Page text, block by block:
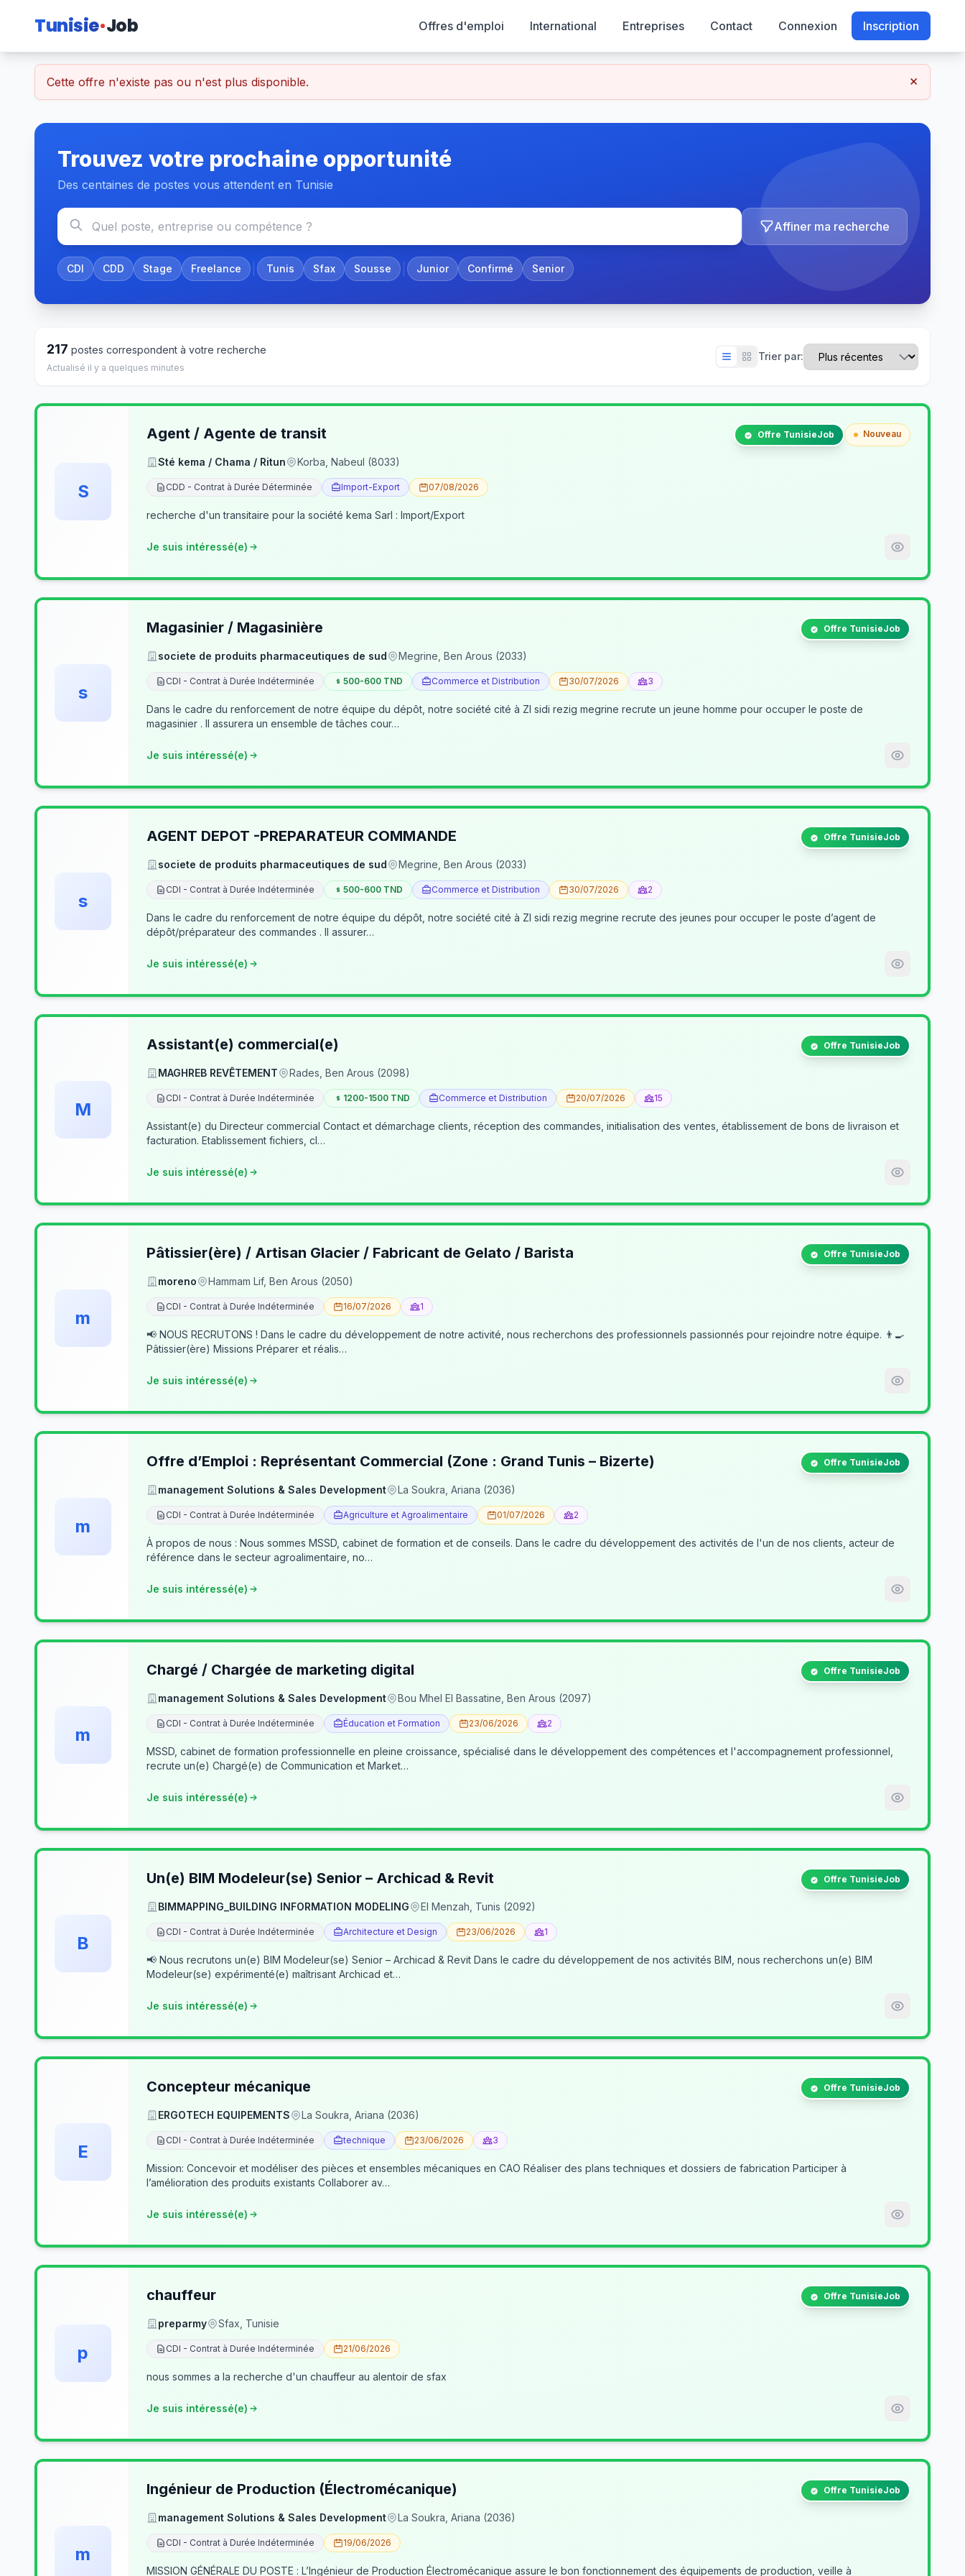
Tunisie Job Offres d'emploi International Entreprises Contact Connexion Inscription
Cette offre n'existe pas ou n'est plus disponible. ×
Trouvez votre prochaine opportunité
Des centaines de postes vous attendent en Tunisie
Affiner ma recherche
CDI CDD Stage Freelance Tunis Sfax Sousse Junior Confirmé Senior
217 postes correspondent à votre recherche
Actualisé il y a quelques minutes
Trier par:
S
Agent / Agente de transit Offre TunisieJob Nouveau
Sté kema / Chama / Ritun Korba, Nabeul (8033)
CDD - Contrat à Durée Déterminée Import-Export 07/08/2026
recherche d'un transitaire pour la société kema Sarl : Import/Export
Je suis intéressé(e)
s
Magasinier / Magasinière Offre TunisieJob
societe de produits pharmaceutiques de sud Megrine, Ben Arous (2033)
CDI - Contrat à Durée Indéterminée 500-600 TND Commerce et Distribution 30/07/2026 3
Dans le cadre du renforcement de notre équipe du dépôt, notre société cité à ZI sidi rezig megrine recrute un jeune homme pour occuper le poste de
magasinier . Il assurera un ensemble de tâches cour…
Je suis intéressé(e)
s
AGENT DEPOT -PREPARATEUR COMMANDE Offre TunisieJob
societe de produits pharmaceutiques de sud Megrine, Ben Arous (2033)
CDI - Contrat à Durée Indéterminée 500-600 TND Commerce et Distribution 30/07/2026 2
Dans le cadre du renforcement de notre équipe du dépôt, notre société cité à ZI sidi rezig megrine recrute des jeunes pour occuper le poste d’agent de
dépôt/préparateur des commandes . Il assurer…
Je suis intéressé(e)
M
Assistant(e) commercial(e) Offre TunisieJob
MAGHREB REVÊTEMENT Rades, Ben Arous (2098)
CDI - Contrat à Durée Indéterminée 1200-1500 TND Commerce et Distribution 20/07/2026 15
Assistant(e) du Directeur commercial Contact et démarchage clients, réception des commandes, initialisation des ventes, établissement de bons de livraison et
facturation. Etablissement fichiers, cl…
Je suis intéressé(e)
m
Pâtissier(ère) / Artisan Glacier / Fabricant de Gelato / Barista Offre TunisieJob
moreno Hammam Lif, Ben Arous (2050)
CDI - Contrat à Durée Indéterminée 16/07/2026 1
📢 NOUS RECRUTONS ! Dans le cadre du développement de notre activité, nous recherchons des professionnels passionnés pour rejoindre notre équipe. 👨‍🍳
Pâtissier(ère) Missions Préparer et réalis…
Je suis intéressé(e)
m
Offre d’Emploi : Représentant Commercial (Zone : Grand Tunis – Bizerte) Offre TunisieJob
management Solutions & Sales Development La Soukra, Ariana (2036)
CDI - Contrat à Durée Indéterminée Agriculture et Agroalimentaire 01/07/2026 2
À propos de nous : Nous sommes MSSD, cabinet de formation et de conseils. Dans le cadre du développement des activités de l'un de nos clients, acteur de
référence dans le secteur agroalimentaire, no…
Je suis intéressé(e)
m
Chargé / Chargée de marketing digital Offre TunisieJob
management Solutions & Sales Development Bou Mhel El Bassatine, Ben Arous (2097)
CDI - Contrat à Durée Indéterminée Éducation et Formation 23/06/2026 2
MSSD, cabinet de formation professionnelle en pleine croissance, spécialisé dans le développement des compétences et l'accompagnement professionnel,
recrute un(e) Chargé(e) de Communication et Market…
Je suis intéressé(e)
B
Un(e) BIM Modeleur(se) Senior – Archicad & Revit Offre TunisieJob
BIMMAPPING_BUILDING INFORMATION MODELING El Menzah, Tunis (2092)
CDI - Contrat à Durée Indéterminée Architecture et Design 23/06/2026 1
📢 Nous recrutons un(e) BIM Modeleur(se) Senior – Archicad & Revit Dans le cadre du développement de nos activités BIM, nous recherchons un(e) BIM
Modeleur(se) expérimenté(e) maîtrisant Archicad et…
Je suis intéressé(e)
E
Concepteur mécanique Offre TunisieJob
ERGOTECH EQUIPEMENTS La Soukra, Ariana (2036)
CDI - Contrat à Durée Indéterminée technique 23/06/2026 3
Mission: Concevoir et modéliser des pièces et ensembles mécaniques en CAO Réaliser des plans techniques et dossiers de fabrication Participer à
l’amélioration des produits existants Collaborer av…
Je suis intéressé(e)
p
chauffeur Offre TunisieJob
preparmy Sfax, Tunisie
CDI - Contrat à Durée Indéterminée 21/06/2026
nous sommes a la recherche d'un chauffeur au alentoir de sfax
Je suis intéressé(e)
m
Ingénieur de Production (Électromécanique) Offre TunisieJob
management Solutions & Sales Development La Soukra, Ariana (2036)
CDI - Contrat à Durée Indéterminée 19/06/2026
MISSION GÉNÉRALE DU POSTE : L’Ingénieur de Production Électromécanique assure le bon fonctionnement des équipements de production, veille à